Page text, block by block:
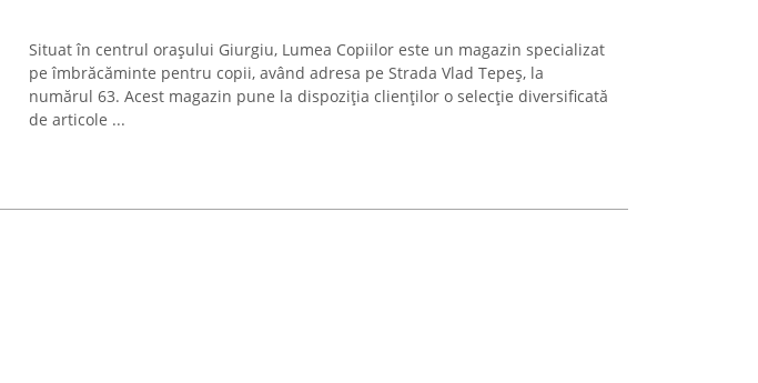
Situat în centrul orașului Giurgiu, Lumea Copiilor este un magazin specializat
pe îmbrăcăminte pentru copii, având adresa pe Strada Vlad Tepeș, la
numărul 63. Acest magazin pune la dispoziția clienților o selecție diversificată
de articole ...